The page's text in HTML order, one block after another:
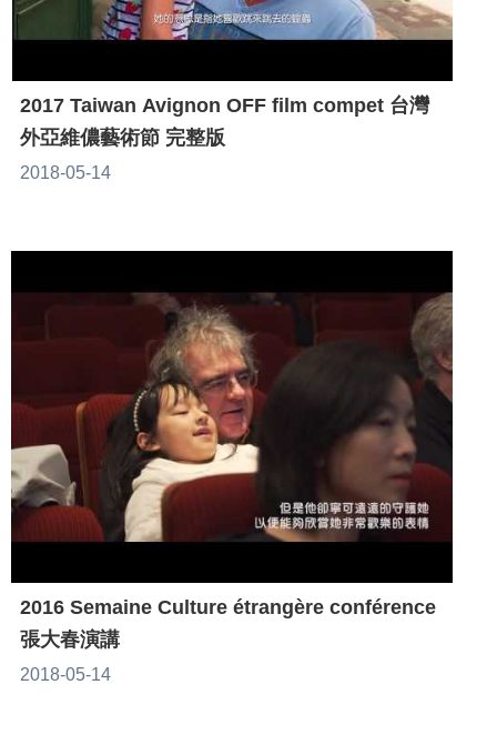
2017 Taiwan Avignon OFF film compet 台灣
外亞維儂藝術節 完整版
2018-05-14
2016 Semaine Culture étrangère conférence
張大春演講
2018-05-14